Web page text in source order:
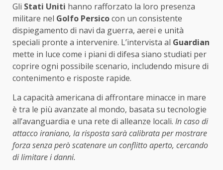
Gli Stati Uniti hanno rafforzato la loro presenza
militare nel Golfo Persicocon un consistente
dispiegamento di navi da guerra, aerei e unità
speciali pronte a intervenire. L’intervista al Guardian
mette in luce come i piani di difesa siano studiati per
coprire ogni possibile scenario, includendo misure di
contenimento e risposte rapide.
La capacità americana di affrontare minacce in mare
è tra le più avanzate al mondo, basata su tecnologie
all’avanguardia e una rete di alleanze locali. In caso di
attacco iraniano, la risposta sarà calibrata per mostrare
forza senza però scatenare un conflitto aperto, cercando
di limitare i danni.